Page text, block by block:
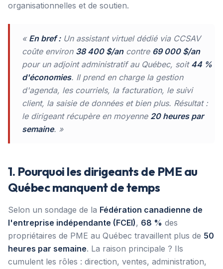
organisationnelles et de soutien.
« En bref :Un assistant virtuel dédié via CCSAV
coûte environ 38 400 $/ancontre 69 000 $/an
pour un adjoint administratif au Québec, soit 44 %
d'économies. Il prend en charge la gestion
d'agenda, les courriels, la facturation, le suivi
client, la saisie de données et bien plus. Résultat :
le dirigeant récupère en moyenne 20 heures par
semaine. »
1. Pourquoi les dirigeants de PME au
Québec manquent de temps
Selon un sondage de la Fédération canadienne de
l'entreprise indépendante (FCEI), 68 % des
propriétaires de PME au Québec travaillent plus de 50
heures par semaine. La raison principale ? Ils
cumulent les rôles : direction, ventes, administration,